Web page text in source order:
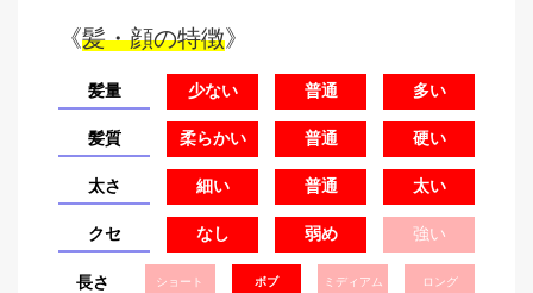
《髪・顔の特徴》
髪量 少ない 普通 多い
髪質 柔らかい 普通 硬い
太さ 細い 普通 太い
クセ なし 弱め 強い
長さ ショート ボブ ミディアム ロング